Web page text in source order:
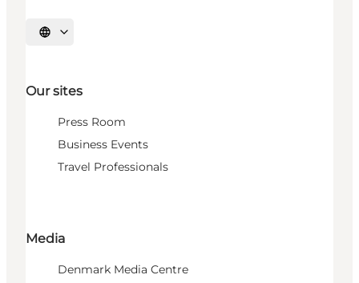
Select language
Our sites
Press Room
Business Events
Travel Professionals
Media
Denmark Media Centre